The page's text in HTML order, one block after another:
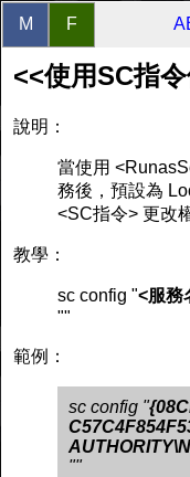
M F
<<使用SC指
說明：
當使用
務後，預設為
<SC指令> 更改
教學：
sc config "<服務
""
範例：
sc config "
""